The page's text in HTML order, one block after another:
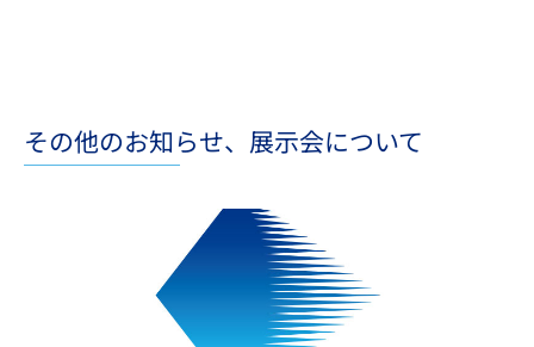
その他のお知らせ、展示会について